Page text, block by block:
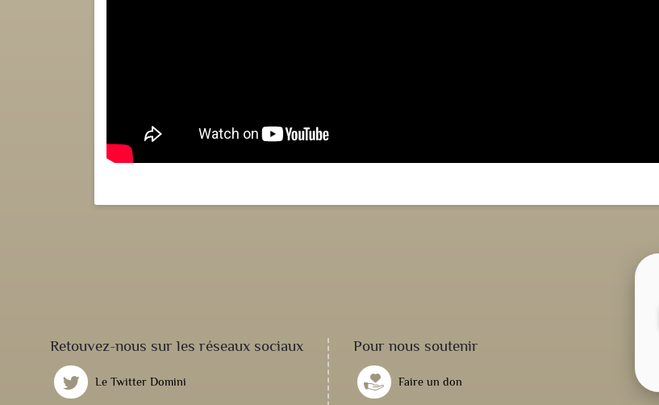
Retouvez-nous sur les réseaux sociaux
Le Twitter Domini
Pour nous soutenir
Faire un don